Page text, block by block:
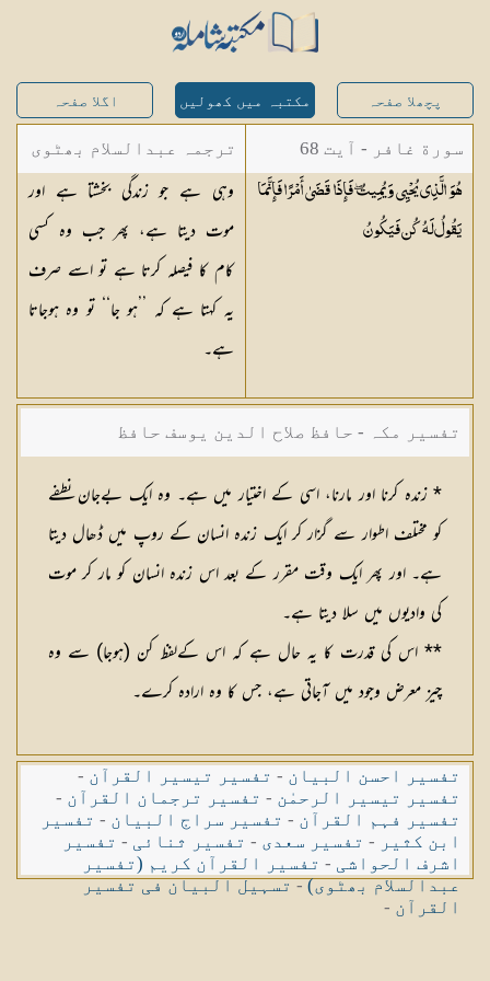
پچھلا صفحہ مکتبہ میں کھولیں اگلا صفحہ
سورة غافر - آیت 68
هُوَ الَّذِي يُحْيِي وَيُمِيتُ ۖ فَإِذَا قَضَىٰ أَمْرًا فَإِنَّمَا
يَقُولُ لَهُ كُنفَيَكُونُ
ترجمہ عبدالسلام بھٹوی
- عبدالسلام بن محمد
وہی ہے جو زندگی بخشتا ہے اور
موت دیتا ہے، پھر جب وہ کسی
کام کا فیصلہ کرتا ہے تو اسے صرف
یہ کہتا ہے کہ ’’ہو جا‘‘ تو وہ ہوجاتا
ہے۔
تفسیر مکہ - حافظ صلاح الدین یوسف حافظ
* زندہ کرنا اور مارنا، اسی کے اختیار میں ہے۔ وہ ایک بےجان نطفے
کو مختلف اطوار سے گزار کر ایک زندہ انسان کے روپ میں ڈھال دیتا
ہے۔ اور پھر ایک وقت مقرر کے بعد اس زندہ انسان کو مار کر موت
کی وادیوں میں سلا دیتا ہے۔
** اس کی قدرت کا یہ حال ہے کہ اس کےلفظ كن (ہوجا) سے وہ
چیز معرض وجود میں آجاتی ہے، جس کا وہ ارادہ کرے۔
تفسیر احسن البیان - تفسیر تیسیر القرآن -
تفسیر تیسیر الرحمٰن - تفسیر ترجمان القرآن -
تفسیر فہم القرآن - تفسیر سراج البیان - تفسیر
ابن کثیر - تفسیر سعدی - تفسیر ثنائی - تفسیر
اشرف الحواشی - تفسیر القرآن کریم (تفسیر
عبدالسلام بھٹوی)-تسہیل البیان فی تفسیر
القرآن -